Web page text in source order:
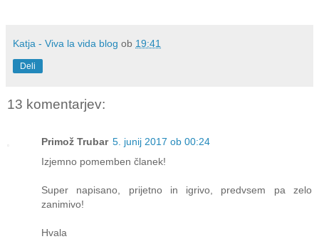
Katja - Viva la vida blog ob 19:41
Deli
13 komentarjev:
Primož Trubar 5. junij 2017 ob 00:24
Izjemno pomemben članek!
Super napisano, prijetno in igrivo, predvsem pa zelo
zanimivo!
Hvala